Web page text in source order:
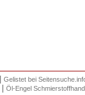
Gelistet bei
Öl-Engel